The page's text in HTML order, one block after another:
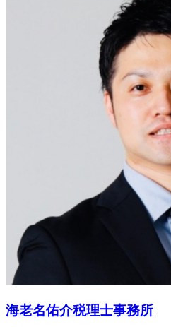
海老名佑介税理士事務所